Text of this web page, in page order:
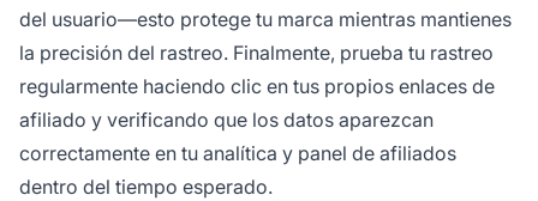
del usuario—esto protege tu marca mientras mantienes
la precisión del rastreo. Finalmente, prueba tu rastreo
regularmente haciendo clic en tus propios enlaces de
afiliado y verificando que los datos aparezcan
correctamente en tu analítica y panel de afiliados
dentro del tiempo esperado.